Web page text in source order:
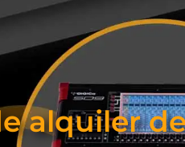
alquiler